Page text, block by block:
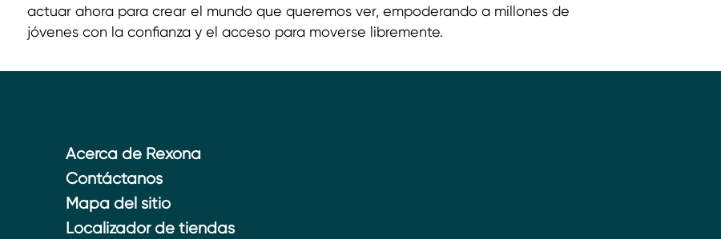
actuar ahora para crear el mundo que queremos ver, empoderando a millones de
jóvenes con la confianza y el acceso para moverse libremente.
Acerca de Rexona
Contáctanos
Mapa del sitio
Localizador de tiendas